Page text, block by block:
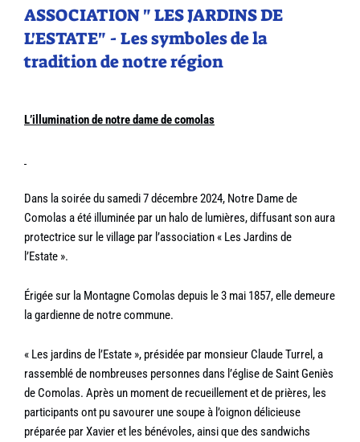
ASSOCIATION " LES JARDINS DE
L'ESTATE" - Les symboles de la
tradition de notre région
L’illumination de notre dame de comolas
Dans la soirée du samedi 7 décembre 2024, Notre Dame de
Comolas a été illuminée par un halo de lumières, diffusant son aura
protectrice sur le village par l’association « Les Jardins de
l’Estate ».
Érigée sur la Montagne Comolas depuis le 3 mai 1857, elle demeure
la gardienne de notre commune.
« Les jardins de l’Estate », présidée par monsieur Claude Turrel, a
rassemblé de nombreuses personnes dans l’église de Saint Geniès
de Comolas. Après un moment de recueillement et de prières, les
participants ont pu savourer une soupe à l’oignon délicieuse
préparée par Xavier et les bénévoles, ainsi que des sandwichs